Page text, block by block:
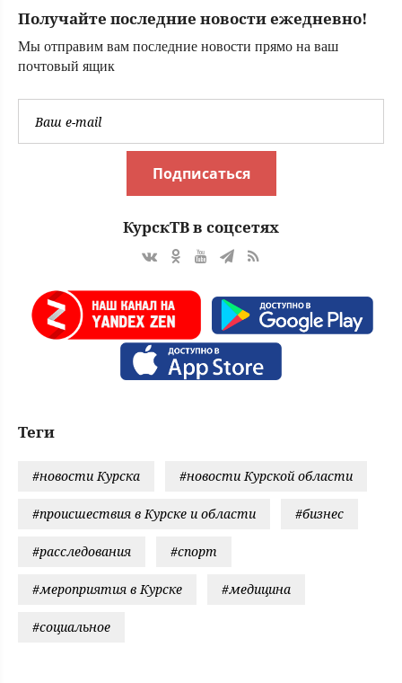
Получайте последние новости ежедневно!
Мы отправим вам последние новости прямо на ваш
почтовый ящик
Подписаться
КурскТВ в соцсетях
Теги
#новости Курска #новости Курской области
#происшествия в Курске и области #бизнес
#расследования #спорт
#мероприятия в Курске #медицина
#социальное